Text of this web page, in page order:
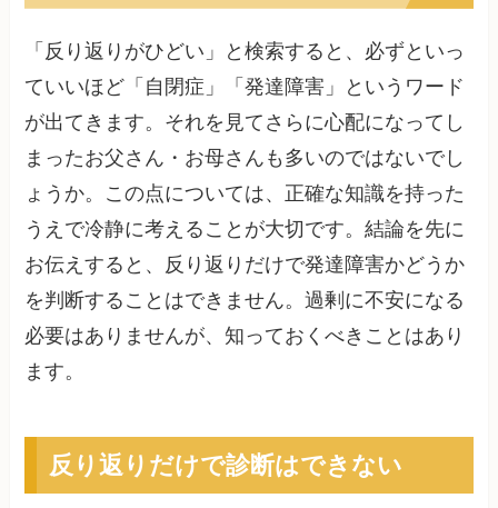
「反り返りがひどい」と検索すると、必ずといっ
ていいほど「自閉症」「発達障害」というワード
が出てきます。それを見てさらに心配になってし
まったお父さん・お母さんも多いのではないでし
ょうか。この点については、正確な知識を持った
うえで冷静に考えることが大切です。結論を先に
お伝えすると、反り返りだけで発達障害かどうか
を判断することはできません。過剰に不安になる
必要はありませんが、知っておくべきことはあり
ます。
反り返りだけで診断はできない